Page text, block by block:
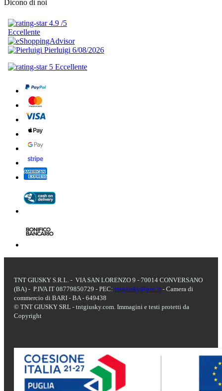
Dicono di noi
TNT GIUSKY S.R.L. - VIA SAN LORENZO 9 - 70014 CONVERSANO
(BA) - P.IVA IT 08779850729 - PEC: tntgiusky@pec.it - Camera di
commercio di BARI - BA - 649438
© TNT GIUSKY SRL - tntgiusky.com. Immagini e testi protetti da
Copyright